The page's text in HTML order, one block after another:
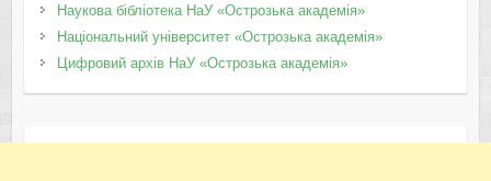
Наукова бібліотека НаУ «Острозька академія»
Національний університет «Острозька академія»
Цифровий архів НаУ «Острозька академія»